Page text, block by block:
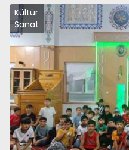
Kültür
Sanat